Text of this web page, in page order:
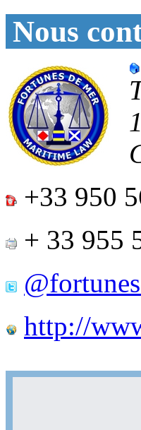
Nous
+33 950
+ 33 955
http://